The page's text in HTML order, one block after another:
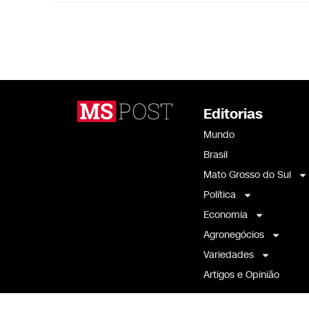
Editorias
Mundo
Brasil
Mato Grosso do Sul
Política
Economia
Agronegócios
Variedades
Artigos e Opinião